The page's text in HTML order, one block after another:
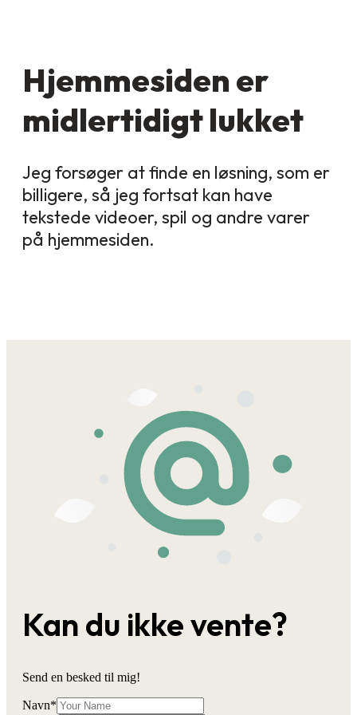
Hjemmesiden er
midlertidigt lukket
Jeg forsøger at finde en løsning, som er
billigere, så jeg fortsat kan have
tekstede videoer, spil og andre varer
på hjemmesiden.
Kan du ikke vente?
Send en besked til mig!
Navn*